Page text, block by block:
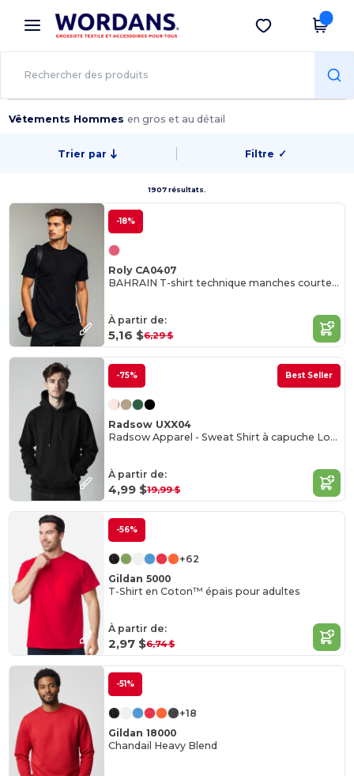
× Appli Wordans
Meilleurs prix sur l’app !
Obtenir l'appli
Vêtements Hommesen gros et au détail
Trier par Filtre ✓
1907 résultats.
-18%
Roly CA0407
BAHRAIN T-shirt technique manches courtes raglan
À partir de:
5,16 $6,29 $
-75% Best Seller
Radsow UXX04
Radsow Apparel - Sweat Shirt à capuche London pour hommes
À partir de:
4,99 $19,99 $
-56%
+62
Gildan 5000
T-Shirt en Coton™ épais pour adultes
À partir de:
2,97 $6,74 $
-51%
+18
Gildan 18000
Chandail Heavy Blend